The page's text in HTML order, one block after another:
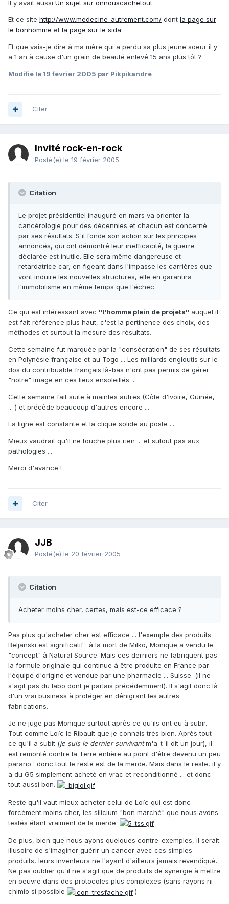
Il y avait aussi Un sujet sur onnouscachetout
Et ce site http://www.medecine-autrement.com/ dont la page sur
le bonhomme et la page sur le sida
Et que vais-je dire à ma mère qui a perdu sa plus jeune soeur il y
a 1 an à cause d'un grain de beauté enlevé 15 ans plus tôt ?
Modifié le 19 février 2005 par Pikpikandré
Citer
Invité rock-en-rock
Posté(e) le 19 février 2005
Citation
Le projet présidentiel inauguré en mars va orienter la
cancérologie pour des décennies et chacun est concerné
par ses résultats. S'il fonde son action sur les principes
annoncés, qui ont démontré leur inefficacité, la guerre
déclarée est inutile. Elle sera même dangereuse et
retardatrice car, en figeant dans l'impasse les carrières que
vont induire les nouvelles structures, elle en garantira
l'immobilisme en même temps que l'échec.
Ce qui est intéressant avec "l'homme plein de projets" auquel il
est fait référence plus haut, c'est la pertinence des choix, des
méthodes et surtout la mesure des résultats.
Cette semaine fut marquée par la "consécration" de ses résultats
en Polynésie française et au Togo ... Les milliards engloutis sur le
dos du contribuable français là-bas n'ont pas permis de gérer
"notre" image en ces lieux ensoleillés ...
Cette semaine fait suite à maintes autres (Côte d'Ivoire, Guinée,
... ) et précède beaucoup d'autres encore ...
La ligne est constante et la clique solide au poste ...
Mieux vaudrait qu'il ne touche plus rien ... et sutout pas aux
pathologies ...
Merci d'avance !
Citer
JJB
Posté(e) le 20 février 2005
Citation
Acheter moins cher, certes, mais est-ce efficace ?
Pas plus qu'acheter cher est efficace ... l'exemple des produits
Beljanski est significatif : à la mort de Milko, Monique a vendu le
"concept" à Natural Source. Mais ces derniers ne fabriquent pas
la formule originale qui continue à être produite en France par
l'équipe d'origine et vendue par une pharmacie ... Suisse. (il ne
s'agit pas du labo dont je parlais précédemment). Il s'agit donc là
d'un vrai business à protéger en dénigrant les autres
fabrications.
Je ne juge pas Monique surtout après ce qu'ils ont eu à subir.
Tout comme Loïc le Ribault que je connais très bien. Après tout
ce qu'il a subit (je suis le dernier survivantm'a-t-il dit un jour), il
est remonté contre la Terre entière au point d'être devenu un peu
parano : donc tout le reste est de la merde. Mais dans le reste, il y
a du G5 simplement acheté en vrac et reconditionné ... et donc
tout aussi bon.
Reste qu'il vaut mieux acheter celui de Loïc qui est donc
forcément moins cher, les silicium "bon marché" que nous avons
testés étant vraiment de la merde.
De plus, bien que nous ayons quelques contre-exemples, il serait
illusoire de s'imaginer guérir un cancer avec ces simples
produits, leurs inventeurs ne l'ayant d'ailleurs jamais revendiqué.
Ne pas oublier qu'il ne s'agit que de produits de synergie à mettre
en oeuvre dans des protocoles plus complexes (sans rayons ni
chimio si possible
)